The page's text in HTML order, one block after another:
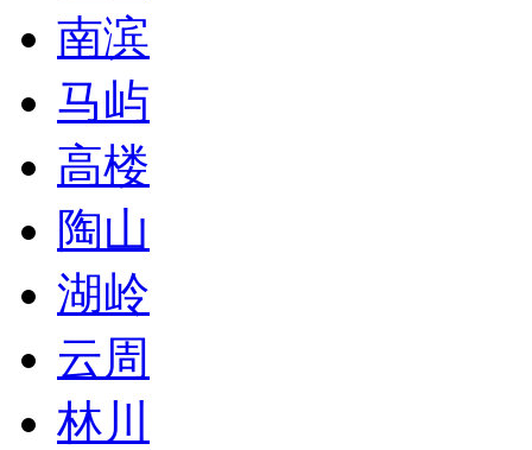
南滨
马屿
高楼
陶山
湖岭
云周
林川